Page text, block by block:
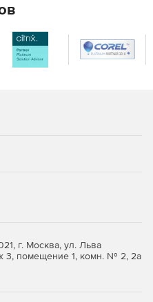
уязвимостей.
г. Москва, ул. Льва
3, помещение 1, комн. № 2, 2а